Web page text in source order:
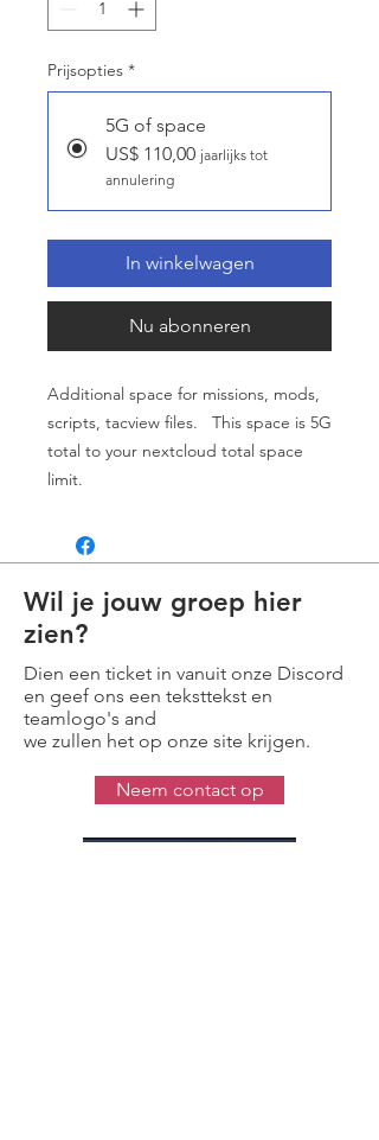
Prijsopties *
5G of space
US$ 110,00 jaarlijks tot
annulering
In winkelwagen
Nu abonneren
Additional space for missions, mods,
scripts, tacview files. This space is 5G
total to your nextcloud total space
limit.
Wil je jouw groep hier
zien?
Dien een ticket in vanuit onze Discord
en geef ons een teksttekst en
teamlogo's and
we zullen het op onze site krijgen.
Neem contact op